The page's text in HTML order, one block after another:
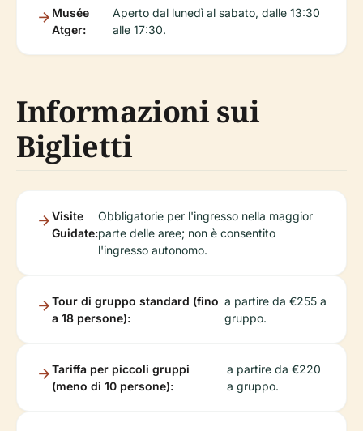
Musée
Atger:
Aperto dal lunedì al sabato, dalle 13:30
alle 17:30.
Informazioni sui
Biglietti
Visite
Guidate:
Obbligatorie per l'ingresso nella maggior
parte delle aree; non è consentito
l'ingresso autonomo.
Tour di gruppo standard (fino
a 18 persone):
a partire da €255 a
gruppo.
Tariffa per piccoli gruppi
(meno di 10 persone):
a partire da €220
a gruppo.